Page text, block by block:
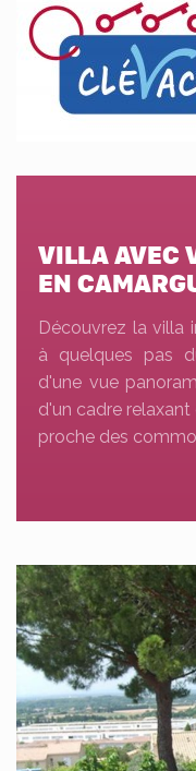
VILLA AVEC
EN
Découvrez la villa
à quelques pas
d'une vue
d'un cadre
proche des